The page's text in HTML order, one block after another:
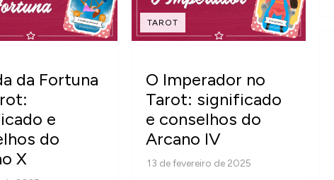
da Fortuna
e
do
X
TAROT
O Imperador no
Tarot: significado
e conselhos do
Arcano IV